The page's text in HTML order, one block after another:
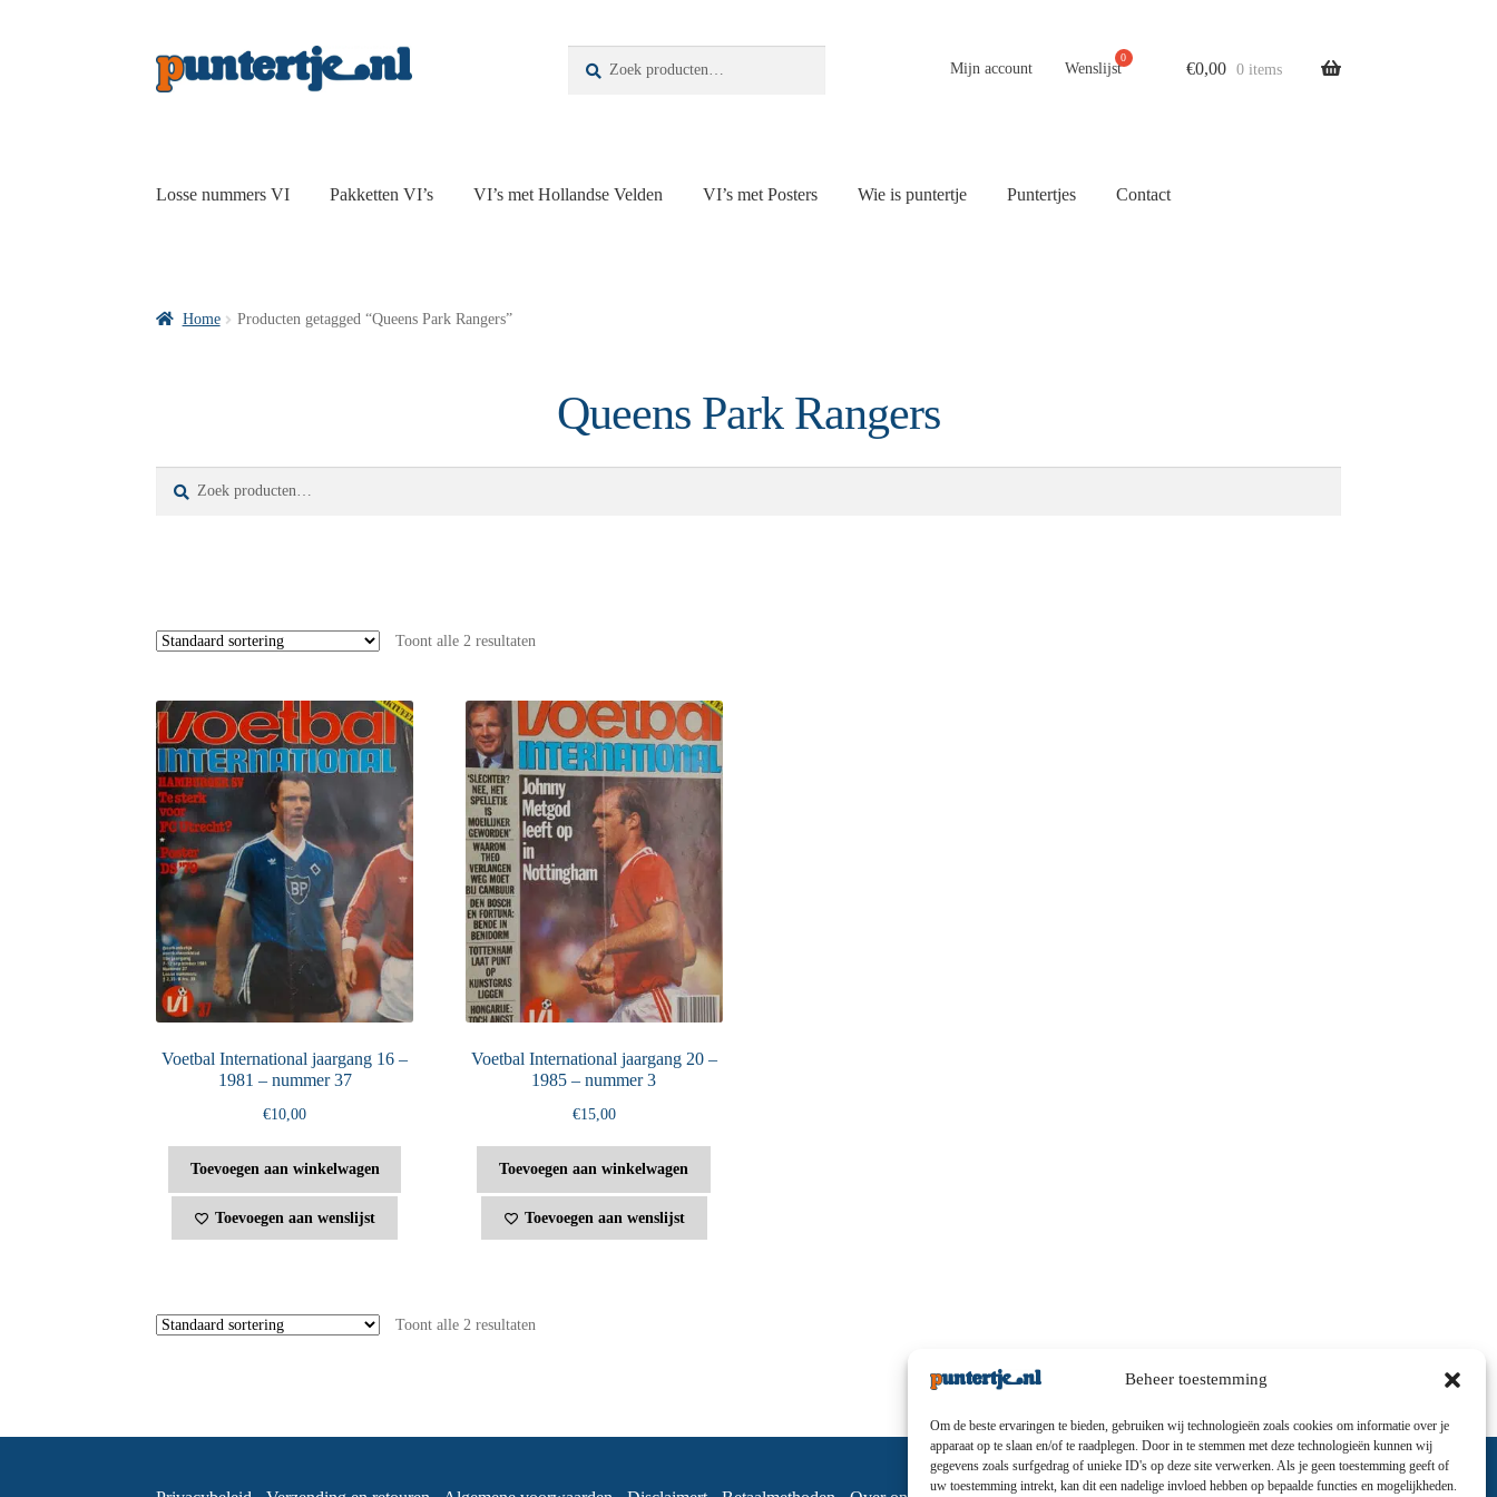
Beheer toestemming
Om de beste ervaringen te bieden, gebruiken wij technologieën zoals cookies om informatie over je
apparaat op te slaan en/of te raadplegen. Door in te stemmen met deze technologieën kunnen wij
gegevens zoals surfgedrag of unieke ID's op deze site verwerken. Als je geen toestemming geeft of
uw toestemming intrekt, kan dit een nadelige invloed hebben op bepaalde functies en mogelijkheden.
Zoeken
Mijn account Wenslijst €0,00 0 items
Losse nummers VI Pakketten VI’s VI’s met Hollandse Velden VI’s met Posters Wie is puntertje Puntertjes Contact
Home Producten getagged “Queens Park Rangers”
Queens Park Rangers
Toont alle 2 resultaten
Voetbal International jaargang 16 –
1981 – nummer 37
€10,00
Toevoegen aan winkelwagen
Toevoegen aan wenslijst
Voetbal International jaargang 20 –
1985 – nummer 3
€15,00
Toevoegen aan winkelwagen
Toevoegen aan wenslijst
Toont alle 2 resultaten